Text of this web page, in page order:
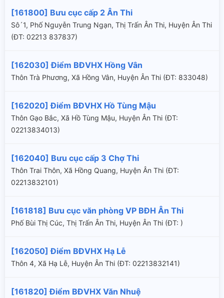
[161800] Bưu cục cấp 2 Ân Thi
Sô´1, Phố Nguyễn Trung Ngạn, Thị Trấn Ân Thi, Huyện Ân Thi
(ÐT: 02213 837837)
[162030] Điểm BĐVHX Hồng Vân
Thôn Trà Phương, Xã Hồng Vân, Huyện Ân Thi (ÐT: 833048)
[162020] Điểm BĐVHX Hồ Tùng Mậu
Thôn Gạo Bắc, Xã Hồ Tùng Mậu, Huyện Ân Thi (ÐT:
02213834013)
[162040] Bưu cục cấp 3 Chợ Thi
Thôn Trai Thôn, Xã Hồng Quang, Huyện Ân Thi (ÐT:
02213832101)
[161818] Bưu cục văn phòng VP BĐH Ân Thi
Phố Bùi Thị Cúc, Thị Trấn Ân Thi, Huyện Ân Thi (ÐT: )
[162050] Điểm BĐVHX Hạ Lễ
Thôn 4, Xã Hạ Lễ, Huyện Ân Thi (ÐT: 02213832141)
[161820] Điểm BĐVHX Văn Nhuệ